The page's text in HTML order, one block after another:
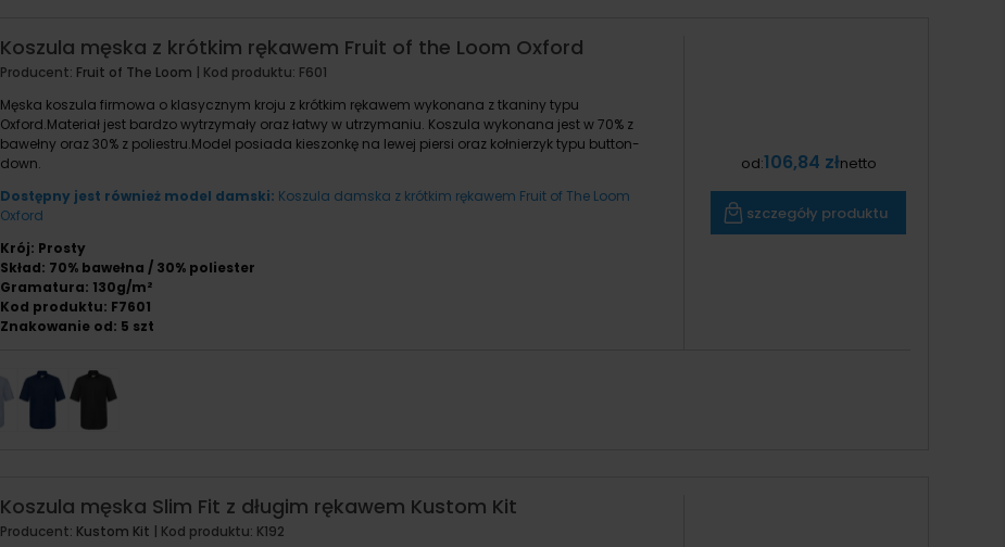
Koszula męska z krótkim rękawem Fruit of the Loom Oxford
Producent: Fruit of The Loom | Kod produktu: F601
Męska koszula firmowa o klasycznym kroju z krótkim rękawem wykonana z tkaniny typu
Oxford.Materiał jest bardzo wytrzymały oraz łatwy w utrzymaniu. Koszula wykonana jest w 70% z
bawełny oraz 30% z poliestru.Model posiada kieszonkę na lewej piersi oraz kołnierzyk typu button-
down.
Dostępny jest również model damski: Koszula damska z krótkim rękawem Fruit of The Loom
Oxford
Krój: Prosty
Skład: 70% bawełna / 30% poliester
Gramatura: 130g/m²
Kod produktu: F7601
Znakowanie od: 5 szt
od:106,84 złnetto
szczegóły produktu
Koszula męska Slim Fit z długim rękawem Kustom Kit
Producent: Kustom Kit | Kod produktu: K192